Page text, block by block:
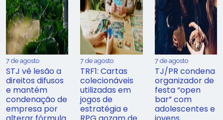
7 de agosto
STJ vê lesão a
direitos difusos
e mantém
condenação de
empresa por
7 de agosto
TRF1: Cartas
colecionáveis
utilizadas em
jogos de
estratégia e
7 de agosto
TJ/PR condena
organizador de
festa “open
bar” com
adolescentes e